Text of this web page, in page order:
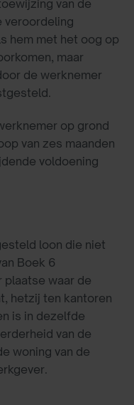
van de
veroordeling
hem met het oog op
maar
de werknemer
op grond
van zes maanden
voldoening
loon die niet
Boek 6
plaatse waar de
hetzij ten kantoren
is in dezelfde
van de
woning van de